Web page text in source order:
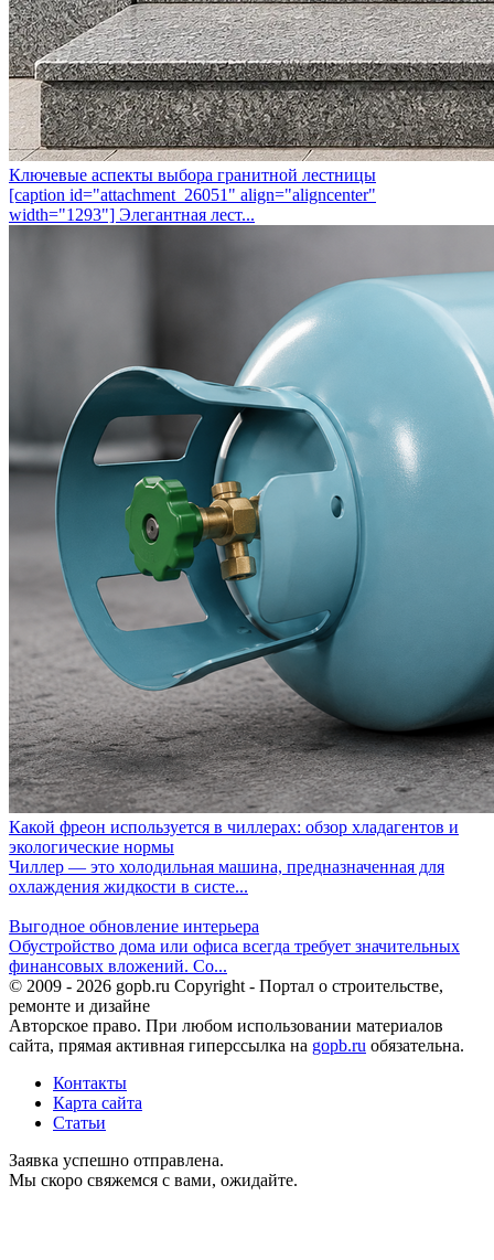
Ключевые аспекты выбора гранитной лестницы
[caption id="attachment_26051" align="aligncenter"
width="1293"] Элегантная лест...
Какой фреон используется в чиллерах: обзор хладагентов и
экологические нормы
Чиллер — это холодильная машина, предназначенная для
охлаждения жидкости в систе...
Выгодное обновление интерьера
Обустройство дома или офиса всегда требует значительных
финансовых вложений. Со...
© 2009 - 2026 gopb.ru Copyright - Портал о строительстве,
ремонте и дизайне
Авторское право. При любом использовании материалов
сайта, прямая активная гиперссылка на gopb.ru обязательна.
Контакты
Карта сайта
Статьи
Заявка успешно отправлена.
Мы скоро свяжемся с вами, ожидайте.